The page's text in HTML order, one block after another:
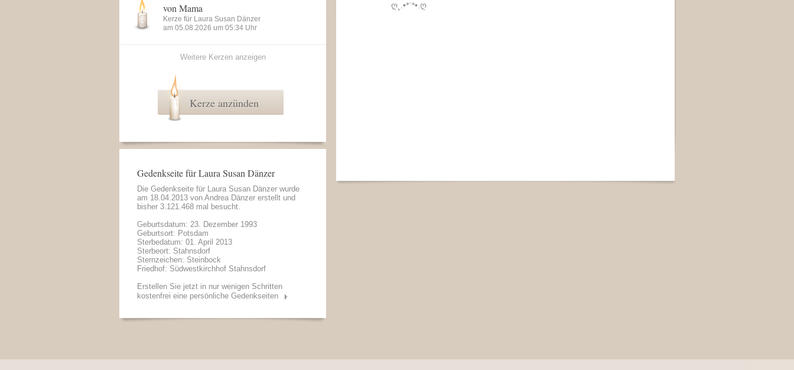
ღ¸.•*¨*•.ღ
von Mama
Kerze für Laura Susan Dänzer
am 05.08.2026 um 05:34 Uhr
Weitere Kerzen anzeigen
Kerze anzünden
Gedenkseite für Laura Susan Dänzer
Die Gedenkseite für Laura Susan Dänzer wurde
am 18.04.2013 von Andrea Dänzer erstellt und
bisher 3.121.468 mal besucht.
Geburtsdatum: 23. Dezember 1993
Geburtsort: Potsdam
Sterbedatum: 01. April 2013
Sterbeort: Stahnsdorf
Sternzeichen: Steinbock
Friedhof: Südwestkirchhof Stahnsdorf
Erstellen Sie jetzt in nur wenigen Schritten
kostenfrei eine persönliche Gedenkseiten